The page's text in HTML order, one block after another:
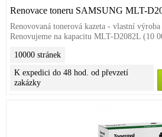
Renovace toneru SAMSUNG MLT-
Renovovaná tonerová kazeta - vlastní výroba
Renovujeme na kapacitu MLT-D2082L (10
10000 stránek
K expedici do 48 hod. od převzetí
zakázky